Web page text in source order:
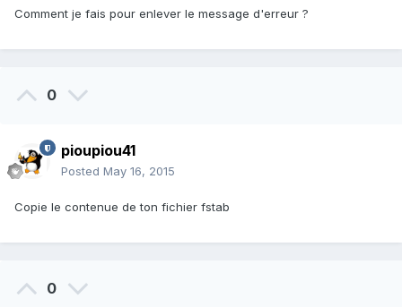
Comment je fais pour enlever le message d'erreur ?
0
pioupiou41
Posted May 16, 2015
Copie le contenue de ton fichier fstab
0